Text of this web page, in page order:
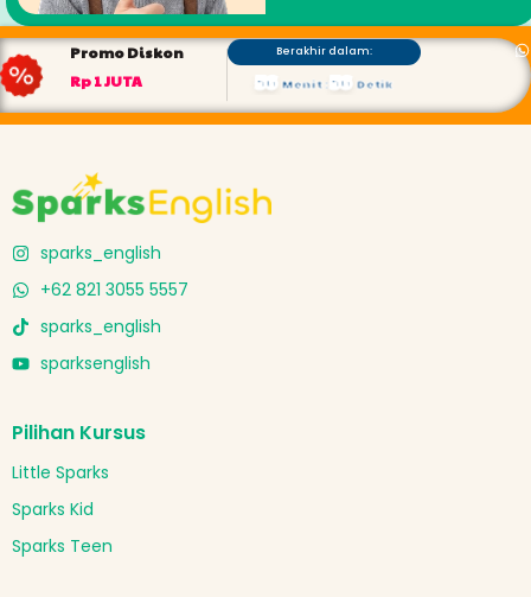
Promo Diskon
Rp 1 JUTA
Berakhir dalam:
56 Menit : 56 Detik
sparks_english
+62 821 3055 5557
sparks_english
sparksenglish
Pilihan Kursus
Little Sparks
Sparks Kid
Sparks Teen